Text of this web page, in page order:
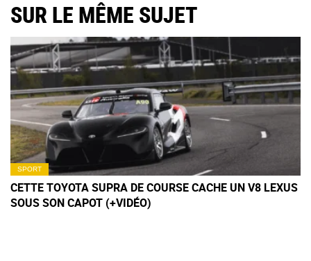
SUR LE MÊME SUJET
SPORT
CETTE TOYOTA SUPRA DE COURSE CACHE UN V8 LEXUS
SOUS SON CAPOT (+VIDÉO)